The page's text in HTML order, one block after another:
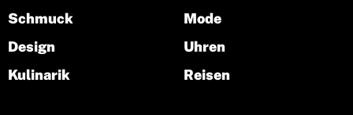
Schmuck
Design
Kulinarik
Mode
Uhren
Reisen